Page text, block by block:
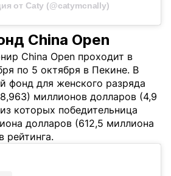
от Caty (@catymcnally)
China Open
China Open проходит в
по 5 октября в Пекине. В
фонд для женского разряда
миллионов долларов (4,9
которых победительница
долларов (612,5 миллиона
рейтинга.